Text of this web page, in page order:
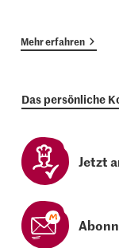
Mehr erfahren
Das persönliche
Jetzt